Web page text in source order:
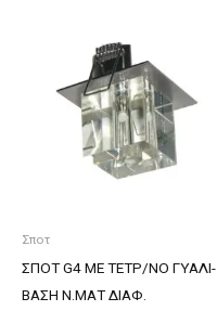
Σποτ
ΣΠΟΤ G4 ΜΕ ΤΕΤΡ/ΝΟ ΓΥΑΛΙ-
ΒΑΣΗ Ν.ΜΑΤ ΔΙΑΦ.